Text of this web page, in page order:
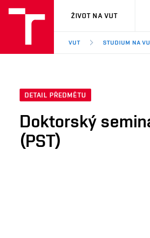
VUT
ŽIVOT NA VUT
VUT STUDIUM NA
DETAIL PŘEDMĚTU
Doktorský
(PST)